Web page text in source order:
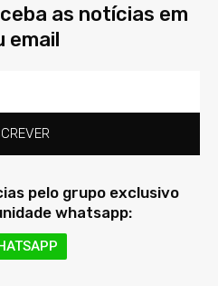
as notícias em
email
pelo grupo exclusivo
whatsapp: